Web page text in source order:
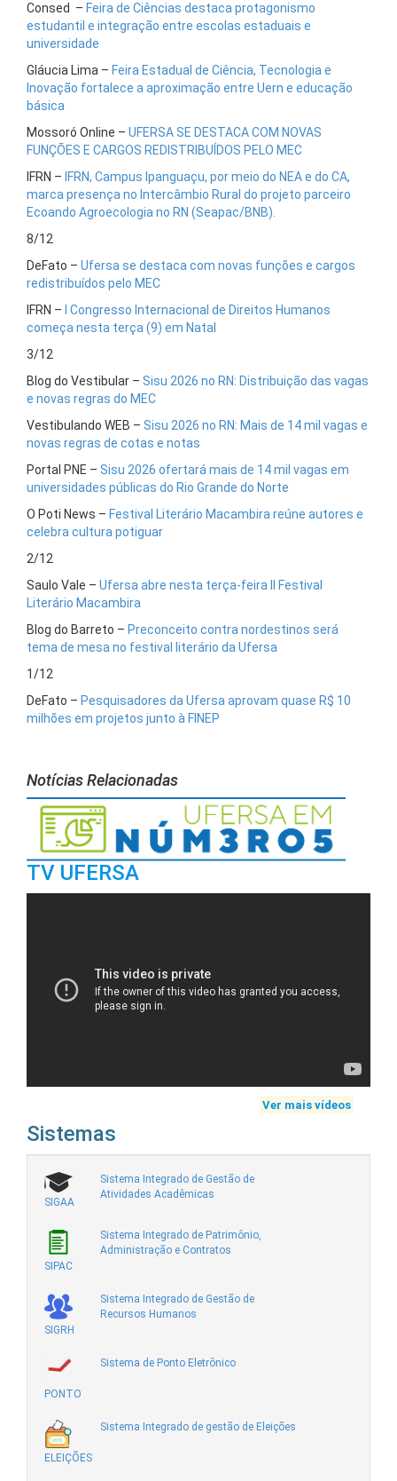
Consed – Feira de Ciências destaca protagonismo
estudantil e integração entre escolas estaduais e
universidade
Gláucia Lima – Feira Estadual de Ciência, Tecnologia e
Inovação fortalece a aproximação entre Uern e educação
básica
Mossoró Online – UFERSA SE DESTACA COM NOVAS
FUNÇÕES E CARGOS REDISTRIBUÍDOS PELO MEC
IFRN – IFRN, Campus Ipanguaçu, por meio do NEA e do CA,
marca presença no Intercâmbio Rural do projeto parceiro
Ecoando Agroecologia no RN (Seapac/BNB).
8/12
DeFato – Ufersa se destaca com novas funções e cargos
redistribuídos pelo MEC
IFRN –
I Congresso Internacional de Direitos Humanos
começa nesta terça (9) em Natal
3/12
Blog do Vestibular – Sisu 2026 no RN: Distribuição das vagas
e novas regras do MEC
Vestibulando WEB – Sisu 2026 no RN: Mais de 14 mil vagas e
novas regras de cotas e notas
Portal PNE – Sisu 2026 ofertará mais de 14 mil vagas em
universidades públicas do Rio Grande do Norte
O Poti News – Festival Literário Macambira reúne autores e
celebra cultura potiguar
2/12
Saulo Vale – Ufersa abre nesta terça-feira II Festival
Literário Macambira
Blog do Barreto – Preconceito contra nordestinos será
tema de mesa no festival literário da Ufersa
1/12
DeFato – Pesquisadores da Ufersa aprovam quase R$ 10
milhões em projetos junto à FINEP
Notícias Relacionadas
TV UFERSA
Ver mais vídeos
Sistemas
SIGAA
Sistema Integrado de Gestão de
Atividades Acadêmicas
SIPAC
Sistema Integrado de Patrimônio,
Administração e Contratos
SIGRH
Sistema Integrado de Gestão de
Recursos Humanos
PONTO
Sistema de Ponto Eletrônico
ELEIÇÕES
Sistema Integrado de gestão de Eleições